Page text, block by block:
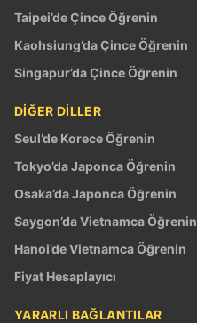
Taipei’de Çince Öğrenin
Kaohsiung’da Çince Öğrenin
Singapur’da Çince Öğrenin
DİĞER DİLLER
Seul’de Korece Öğrenin
Tokyo’da Japonca Öğrenin
Osaka’da Japonca Öğrenin
Saygon’da Vietnamca Öğrenin
Hanoi’de Vietnamca Öğrenin
Fiyat Hesaplayıcı
YARARLI BAĞLANTILAR